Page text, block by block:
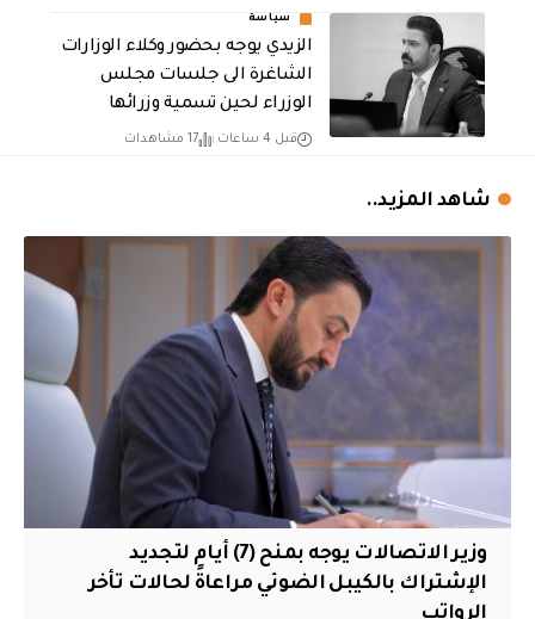
سياسة
الزيدي يوجه بحضور وكلاء الوزارات
الشاغرة الى جلسات مجلس
الوزراء لحين تسمية وزرائها
قبل 4 ساعات 17 مشاهدات
شاهد المزيد..
وزير الاتصالات يوجه بمنح (7) أيام لتجديد
الإشتراك بالكيبل الضوئي مراعاةً لحالات تأخر
الرواتب